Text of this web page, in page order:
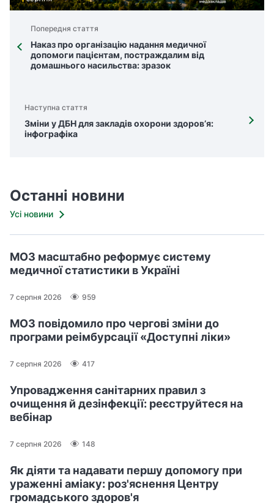
Попередня стаття
Наказ про організацію надання медичної
допомоги пацієнтам, постраждалим від
домашнього насильства: зразок
Наступна стаття
Зміни у ДБН для закладів охорони здоров’я:
інфографіка
Останні новини
Усі новини
МОЗ масштабно реформує систему
медичної статистики в Україні
7 серпня 2026 959
МОЗ повідомило про чергові зміни до
програми реімбурсації «Доступні ліки»
7 серпня 2026 417
Упровадження санітарних правил з
очищення й дезінфекції: реєструйтеся на
вебінар
7 серпня 2026 148
Як діяти та надавати першу допомогу при
ураженні аміаку: роз'яснення Центру
громадського здоров'я